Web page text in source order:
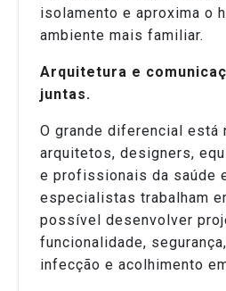
isolamento e aproxima o
ambiente mais familiar.
Arquitetura e
juntas.
O grande diferencial está
arquitetos, designers,
e profissionais da saúde
especialistas trabalham
possível desenvolver
funcionalidade,
infecção e acolhimento